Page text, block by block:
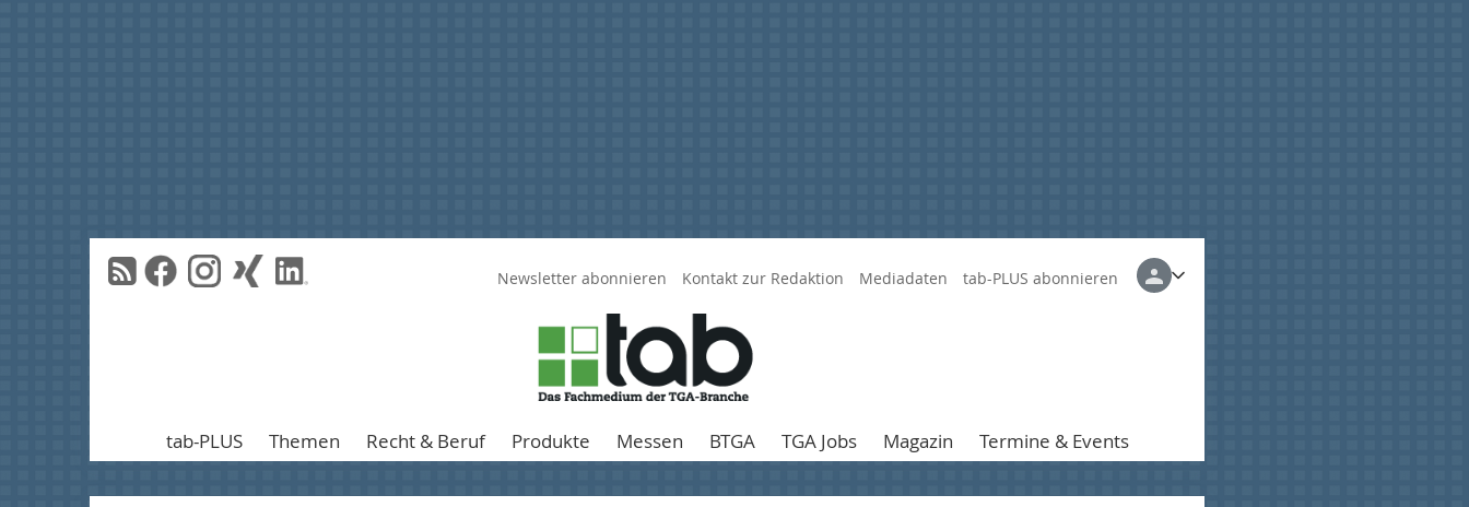
Newsletter abonnieren Kontakt zur Redaktion Mediadaten tab-PLUS abonnieren
tab-PLUS Themen Recht & Beruf Produkte Messen BTGA TGA Jobs Magazin Termine & Events